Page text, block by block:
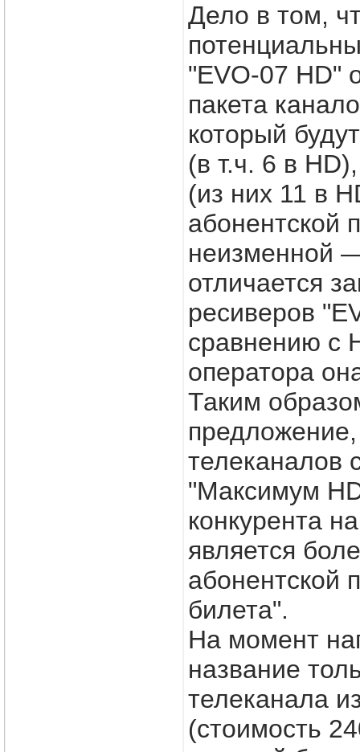
Дело в том,
"EVO-07 HD"
пакета
который
(в т.ч. 6 в
(из них 11 в
абонентской
неизменной
отличается
ресиверов
сравнению с
оператора
Таким
предложение,
телеканалов
"Максимум
конкурента
является
абонентской
билета".
На момент
название
телеканала
(стоимость